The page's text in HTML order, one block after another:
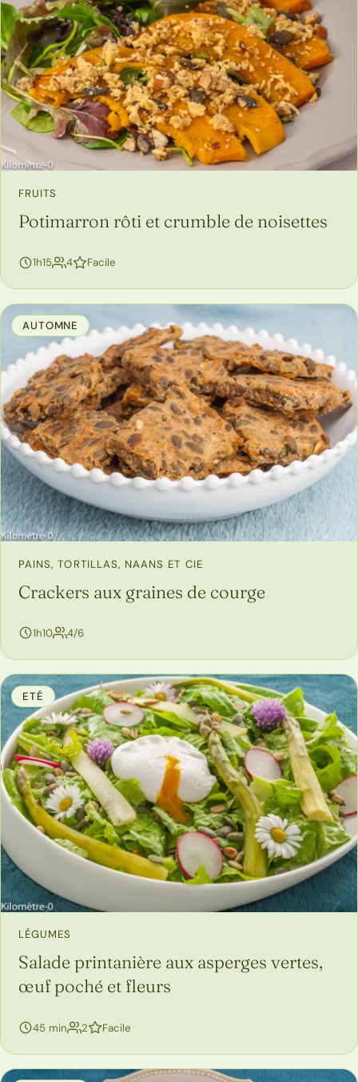
FRUITS
Potimarron rôti et crumble de noisettes
1h15 4personnes
Facile
AUTOMNE
PAINS, TORTILLAS, NAANS ET CIE
Crackers aux graines de courge
1h10 4/6personnes
ETÉ
LÉGUMES
Salade printanière aux asperges vertes,
œuf poché et fleurs
45 min 2personnes
Facile